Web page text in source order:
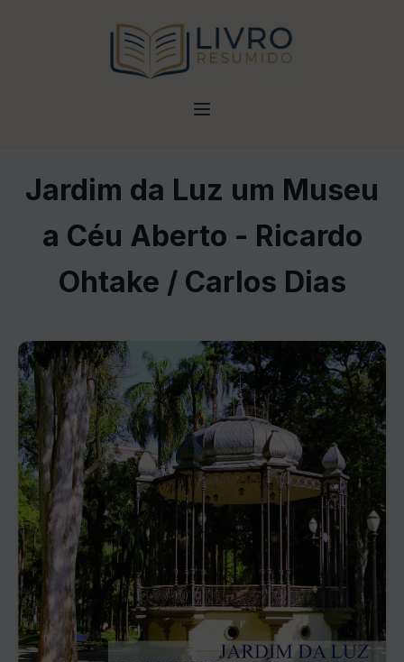
Jardim da Luz um Museu
a Céu Aberto - Ricardo
Ohtake / Carlos Dias